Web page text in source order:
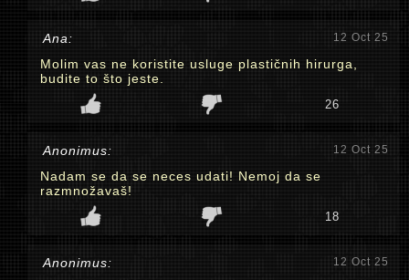
Ana: 12 Oct 25
Molim vas ne koristite usluge plastičnih hirurga,
budite to što jeste.
26
Anonimus: 12 Oct 25
Nadam se da se neces udati! Nemoj da se
razmnožavaš!
18
Anonimus: 12 Oct 25